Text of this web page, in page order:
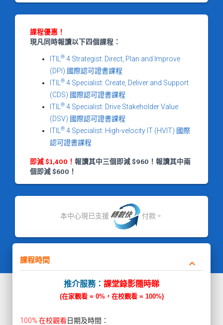
課程優惠！
現凡同時報讀以下四個課程：
ITIL ® 4 Strategist: Direct, Plan and Improve
(DPI) 國際認可證書課程
ITIL
® 4 Specialist: Create, Deliver and Support
(CDS) 國際認可證書課程
ITIL
® 4 Specialist: Drive Stakeholder Value
(DSV) 國際認可證書課程
ITIL
® 4 Specialist: High-velocity IT (HVIT) 國際
認可證書課程
即減 $1,400！ 報讀其中三個即減 $960！報讀其中兩
個即減 $600！
本中心現已支援 付款。
課程時間 keyboard_arrow_down
推介服務： 課堂錄影隨時睇
(在家觀看 = 0%，在校觀看 = 100%)
100% 在校觀看日期及時間：